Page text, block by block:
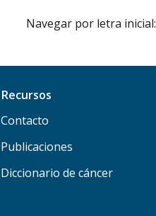
Navegar por letra inicial:
Recursos
Contacto
Publicaciones
Diccionario de cáncer